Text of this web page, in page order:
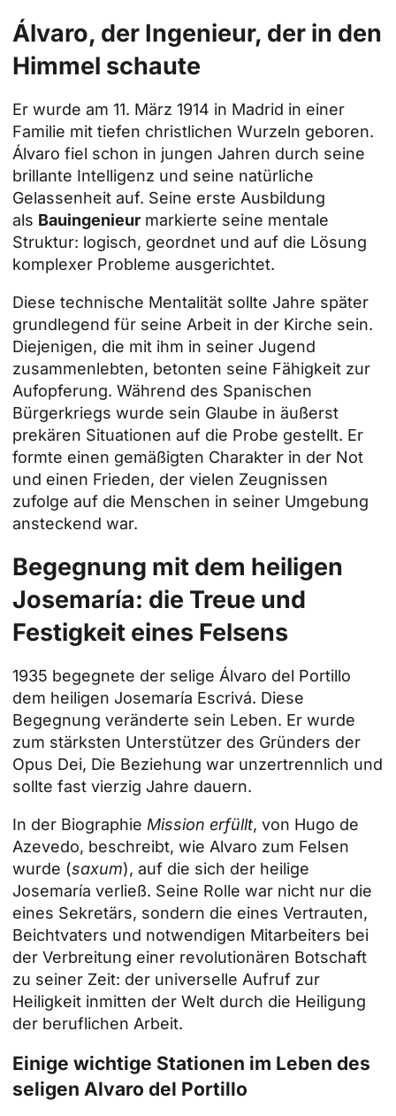
Álvaro, der Ingenieur, der in den
Himmel schaute
Er wurde am 11. März 1914 in Madrid in einer
Familie mit tiefen christlichen Wurzeln geboren.
Álvaro fiel schon in jungen Jahren durch seine
brillante Intelligenz und seine natürliche
Gelassenheit auf. Seine erste Ausbildung
als Bauingenieur markierte seine mentale
Struktur: logisch, geordnet und auf die Lösung
komplexer Probleme ausgerichtet.
Diese technische Mentalität sollte Jahre später
grundlegend für seine Arbeit in der Kirche sein.
Diejenigen, die mit ihm in seiner Jugend
zusammenlebten, betonten seine Fähigkeit zur
Aufopferung. Während des Spanischen
Bürgerkriegs wurde sein Glaube in äußerst
prekären Situationen auf die Probe gestellt. Er
formte einen gemäßigten Charakter in der Not
und einen Frieden, der vielen Zeugnissen
zufolge auf die Menschen in seiner Umgebung
ansteckend war.
Begegnung mit dem heiligen
Josemaría: die Treue und
Festigkeit eines Felsens
1935 begegnete der selige Álvaro del Portillo
dem heiligen Josemaría Escrivá. Diese
Begegnung veränderte sein Leben. Er wurde
zum stärksten Unterstützer des Gründers der
Opus Dei, Die Beziehung war unzertrennlich und
sollte fast vierzig Jahre dauern.
In der Biographie Mission erfüllt, von Hugo de
Azevedo, beschreibt, wie Alvaro zum Felsen
wurde (saxum), auf die sich der heilige
Josemaría verließ. Seine Rolle war nicht nur die
eines Sekretärs, sondern die eines Vertrauten,
Beichtvaters und notwendigen Mitarbeiters bei
der Verbreitung einer revolutionären Botschaft
zu seiner Zeit: der universelle Aufruf zur
Heiligkeit inmitten der Welt durch die Heiligung
der beruflichen Arbeit.
Einige wichtige Stationen im Leben des
seligen Alvaro del Portillo